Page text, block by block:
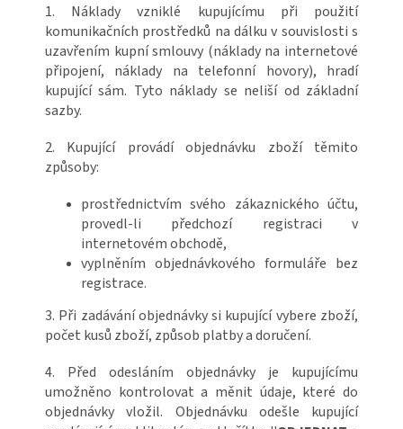
1. Náklady vzniklé kupujícímu při použití
komunikačních prostředků na dálku v souvislosti s
uzavřením kupní smlouvy (náklady na internetové
připojení, náklady na telefonní hovory), hradí
kupující sám. Tyto náklady se neliší od základní
sazby.
2. Kupující provádí objednávku zboží těmito
způsoby:
prostřednictvím svého zákaznického účtu,
provedl-li předchozí registraci v
internetovém obchodě,
vyplněním objednávkového formuláře bez
registrace.
3. Při zadávání objednávky si kupující vybere zboží,
počet kusů zboží, způsob platby a doručení.
4. Před odesláním objednávky je kupujícímu
umožněno kontrolovat a měnit údaje, které do
objednávky vložil. Objednávku odešle kupující